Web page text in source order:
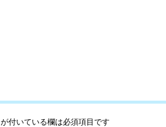
が付いている欄は必須項目です